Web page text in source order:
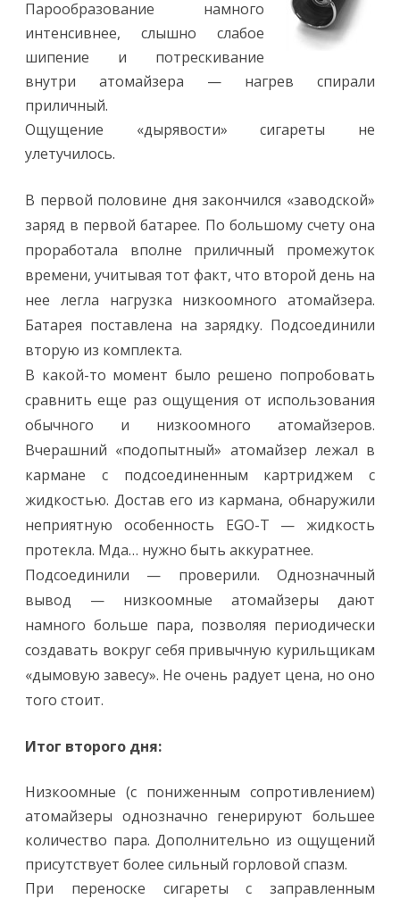
Парообразование намного
интенсивнее, слышно слабое
шипение и потрескивание
внутри атомайзера — нагрев спирали
приличный.
Ощущение «дырявости» сигареты не
улетучилось.
В первой половине дня закончился «заводской»
заряд в первой батарее. По большому счету она
проработала вполне приличный промежуток
времени, учитывая тот факт, что второй день на
нее легла нагрузка низкоомного атомайзера.
Батарея поставлена на зарядку. Подсоединили
вторую из комплекта.
В какой-то момент было решено попробовать
сравнить еще раз ощущения от использования
обычного и низкоомного атомайзеров.
Вчерашний «подопытный» атомайзер лежал в
кармане с подсоединенным картриджем с
жидкостью. Достав его из кармана, обнаружили
неприятную особенность EGO-T — жидкость
протекла. Мда… нужно быть аккуратнее.
Подсоединили — проверили. Однозначный
вывод — низкоомные атомайзеры дают
намного больше пара, позволяя периодически
создавать вокруг себя привычную курильщикам
«дымовую завесу». Не очень радует цена, но оно
того стоит.
Итог второго дня:
Низкоомные (с пониженным сопротивлением)
атомайзеры однозначно генерируют большее
количество пара. Дополнительно из ощущений
присутствует более сильный горловой спазм.
При переноске сигареты с заправленным